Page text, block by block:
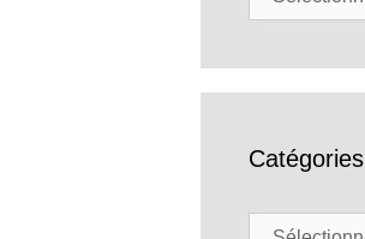
Catégories
Catégories